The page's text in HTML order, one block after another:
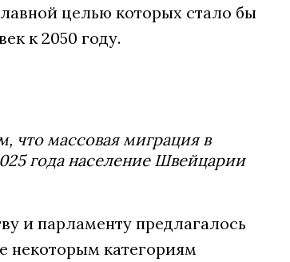
целью которых стало бы
к 2050 году.
что массовая миграция в
года население Швейцарии
и парламенту предлагалось
некоторым категориям